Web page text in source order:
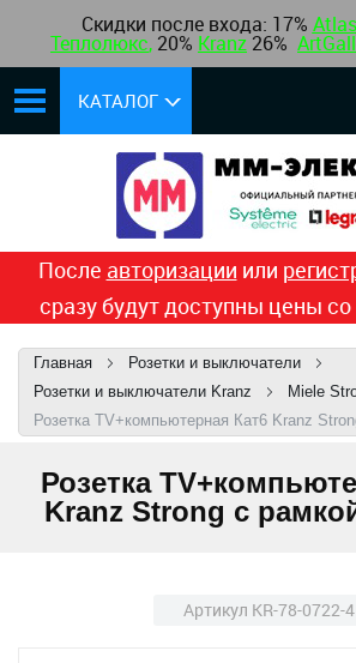
Скидки после входа: 17%
Теплолюкс, 20% Kranz 26%
КАТАЛОГ
После авторизации или
сразу будут доступны цены
Главная
Розетки и выключатели
Розетки и выключатели Kranz
Miele
Розетка TV+компьютерная Кат6 Kranz
Розетка
Kranz Strong с
Артикул KR-78-0722-4